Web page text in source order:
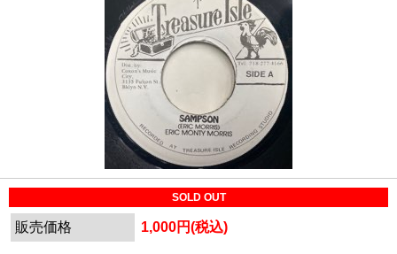
SOLD OUT
販売価格 1,000円(税込)